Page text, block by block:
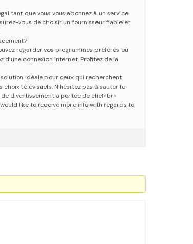
tant que vous vous abonnez à un service
vous de choisir un fournisseur fiable et
regarder vos programmes préférés où
d’une connexion Internet. Profitez de la
solution idéale pour ceux qui recherchent
télévisuels. N’hésitez pas à sauter le
divertissement à portée de clic!<br>
like to receive more info with regards to